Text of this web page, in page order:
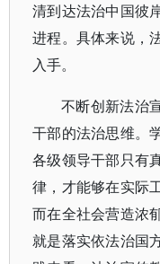
清到达法治中国彼
进程。具体来说，
入手。
不断创新法治
干部的法治思维。
各级领导干部只有
律，才能够在实际
而在全社会营造浓
就是落实依法治国